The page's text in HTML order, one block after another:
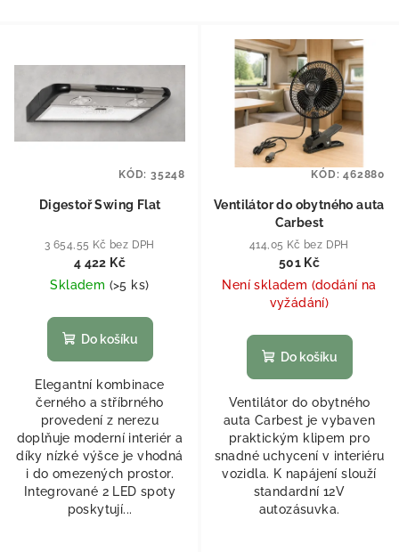
Digestoř Swing Flat
3 654,55 Kč bez DPH
4 422 Kč
Skladem (>5 ks)
Do košíku
Elegantní kombinace
černého a stříbrného
provedení z nerezu
doplňuje moderní interiér a
díky nízké výšce je vhodná
i do omezených prostor.
Integrované 2 LED spoty
poskytují...
KÓD: 35248
Ventilátor do obytného auta
Carbest
414,05 Kč bez DPH
501 Kč
Není skladem (dodání na
vyžádání)
Do košíku
Ventilátor do obytného
auta Carbest je vybaven
praktickým klipem pro
snadné uchycení v interiéru
vozidla. K napájení slouží
standardní 12V
autozásuvka.
KÓD:462880